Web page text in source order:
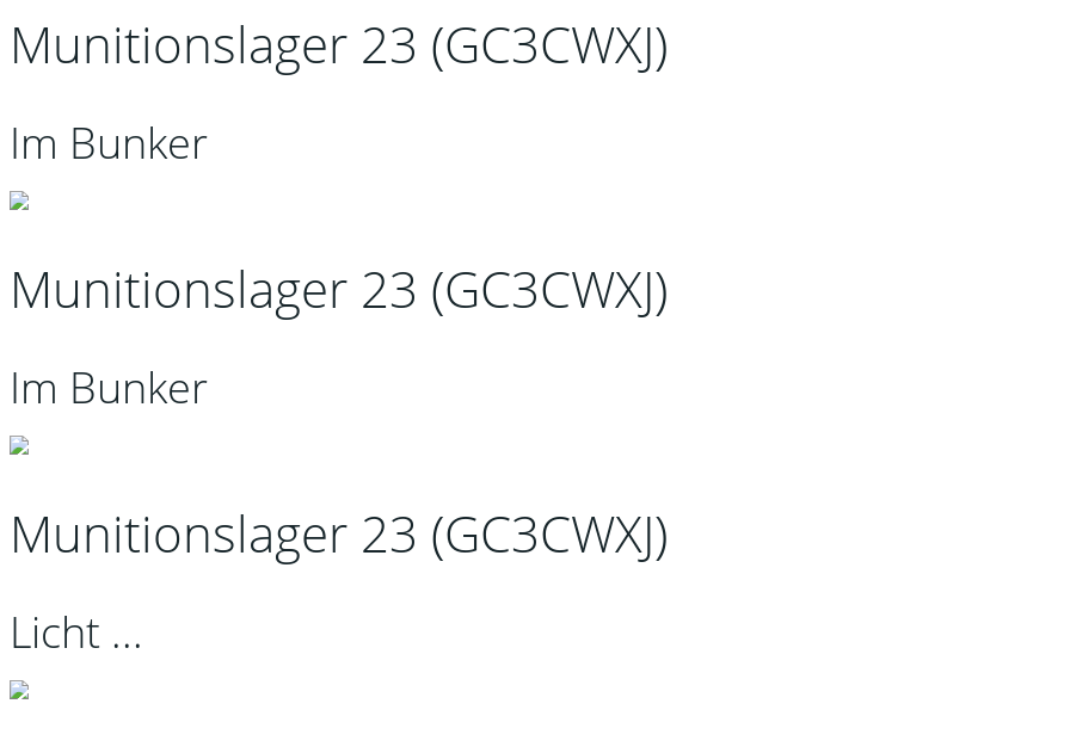
Munitionslager 23 (GC3CWXJ)
Im Bunker
Munitionslager 23 (GC3CWXJ)
Im Bunker
Munitionslager 23 (GC3CWXJ)
Licht ...